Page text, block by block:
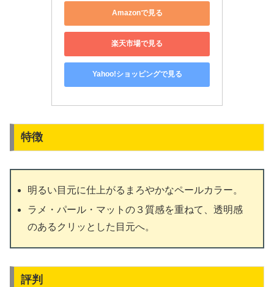
Amazonで見る
楽天市場で見る
Yahoo!ショッピングで見る
特徴
明るい目元に仕上がるまろやかなペールカラー。
ラメ・パール・マットの３質感を重ねて、透明感
のあるクリッとした目元へ。
評判